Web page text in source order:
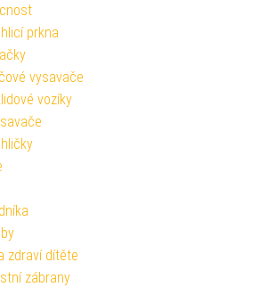
prkna
vysavače
vozíky
zdraví dítěte
zábrany